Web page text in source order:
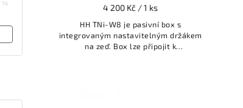
14 4 200 Kč / 1 ks
HH TNi-W8 je pasivní box s
integrovaným nastavitelným držákem
na zeď. Box lze připojit k